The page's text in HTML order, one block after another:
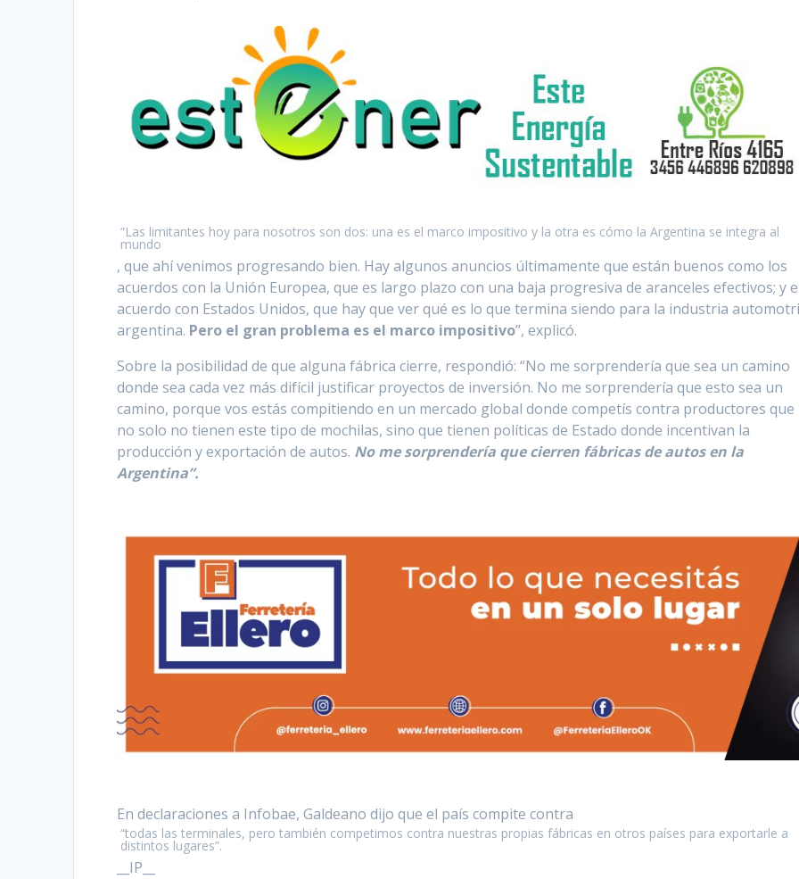
“Las limitantes hoy para nosotros son dos: una es el marco impositivo y la otra es cómo la Argentina se integra al
mundo
, que ahí venimos progresando bien. Hay algunos anuncios últimamente que están buenos como los
acuerdos con la Unión Europea, que es largo plazo con una baja progresiva de aranceles efectivos; y
acuerdo con Estados Unidos, que hay que ver qué es lo que termina siendo para la industria
argentina. Pero el gran problema es el marco impositivo”, explicó.
Sobre la posibilidad de que alguna fábrica cierre, respondió: “No me sorprendería que sea un camino
donde sea cada vez más difícil justificar proyectos de inversión. No me sorprendería que esto sea un
camino, porque vos estás compitiendo en un mercado global donde competís contra productores que
no solo no tienen este tipo de mochilas, sino que tienen políticas de Estado donde incentivan la
producción y exportación de autos. No me sorprendería que cierren fábricas de autos en la
Argentina”.
En declaraciones a Infobae, Galdeano dijo que el país compite contra
“todas las terminales, pero también competimos contra nuestras propias fábricas en otros países para exportarle a
distintos lugares”.
__IP__